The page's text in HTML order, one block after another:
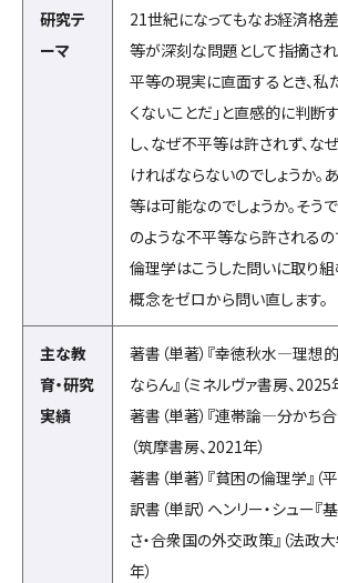
研究テ
ーマ
21世紀になってもなお経済格
等が深刻な問題として指摘さ
平等の現実に直面するとき、私
くないことだ」と直感的に判断
し、なぜ不平等は許されず、な
ければならないのでしょうか。
等は可能なのでしょうか。そう
のような不平等なら許されるの
倫理学はこうした問いに取り組
概念をゼロから問い直します。
主な教
育・研究
実績
著書（単著）『幸徳秋水—理想
ならん』（ミネルヴァ書房、2025
著書（単著）『連帯論—分かち
（筑摩書房、2021年）
著書（単著）『貧困の倫理学』（
訳書（単訳）ヘンリー・シュー
さ・合衆国の外交政策』（法政
年）